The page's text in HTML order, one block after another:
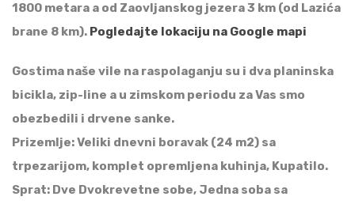
1800 metara a od Zaovljanskog jezera 3 km (od Lazića
brane 8 km). Pogledajte lokaciju na Google mapi
Gostima naše vile na raspolaganju su i dva planinska
bicikla, zip-line a u zimskom periodu za Vas smo
obezbedili i drvene sanke.
Prizemlje: Veliki dnevni boravak (24 m2) sa
trpezarijom, komplet opremljena kuhinja, Kupatilo.
Sprat: Dve Dvokrevetne sobe, Jedna soba sa